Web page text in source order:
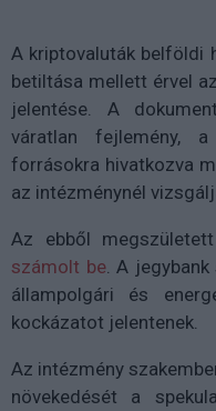
A kriptovaluták belföldi
betiltása mellett érvel
jelentése. A
váratlan fejlemény, a
forrásokra hivatkozva
az intézménynél
Az ebből
számolt be. A
állampolgári és
kockázatot jelentenek.
Az intézmény
növekedését a